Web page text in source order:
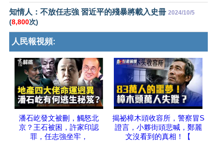
知情人：不放任志強 習近平的殘暴將載入史冊 2024/10/5
(8,800次)
人民報視頻:
潘石屹發文被刪，觸怒北
京？王石被困，許家印認
罪，任志強坐牢，
揭祕樟木頭收容所，警察冒S
證言，小夥街頭悲喊，鄭麗
文沒看到的真相！【